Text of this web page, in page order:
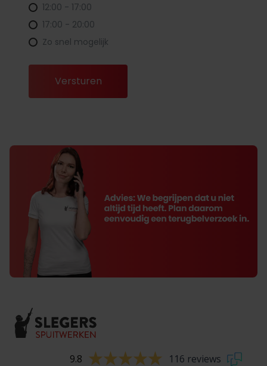
12:00 - 17:00
17:00 - 20:00
Zo snel mogelijk
9.8 116 reviews